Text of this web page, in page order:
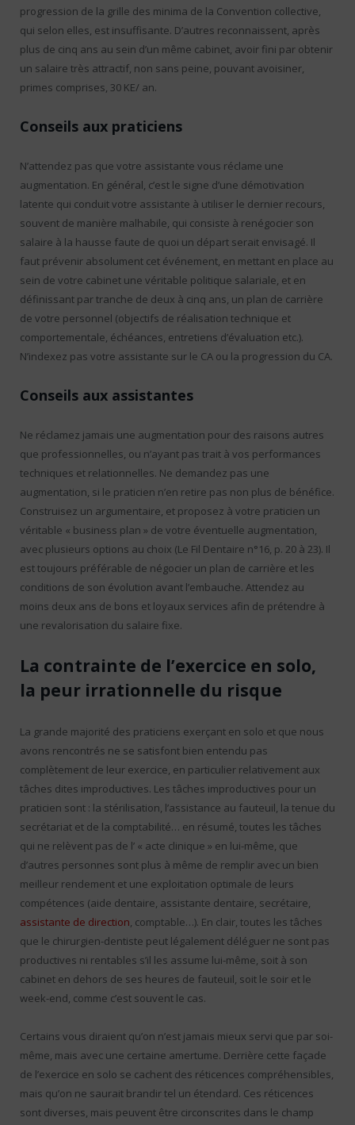
progression de la grille des minima de la Convention collective,
qui selon elles, est insuffisante. D’autres reconnaissent, après
plus de cinq ans au sein d’un même cabinet, avoir fini par obtenir
un salaire très attractif, non sans peine, pouvant avoisiner,
primes comprises, 30 KE/ an.
Conseils aux praticiens
N’attendez pas que votre assistante vous réclame une
augmentation. En général, c’est le signe d’une démotivation
latente qui conduit votre assistante à utiliser le dernier recours,
souvent de manière malhabile, qui consiste à renégocier son
salaire à la hausse faute de quoi un départ serait envisagé. Il
faut prévenir absolument cet événement, en mettant en place au
sein de votre cabinet une véritable politique salariale, et en
définissant par tranche de deux à cinq ans, un plan de carrière
de votre personnel (objectifs de réalisation technique et
comportementale, échéances, entretiens d’évaluation etc.).
N’indexez pas votre assistante sur le CA ou la progression du CA.
Conseils aux assistantes
Ne réclamez jamais une augmentation pour des raisons autres
que professionnelles, ou n’ayant pas trait à vos performances
techniques et relationnelles. Ne demandez pas une
augmentation, si le praticien n’en retire pas non plus de bénéfice.
Construisez un argumentaire, et proposez à votre praticien un
véritable « business plan » de votre éventuelle augmentation,
avec plusieurs options au choix (Le Fil Dentaire n°16, p. 20 à 23). Il
est toujours préférable de négocier un plan de carrière et les
conditions de son évolution avant l’embauche. Attendez au
moins deux ans de bons et loyaux services afin de prétendre à
une revalorisation du salaire fixe.
La contrainte de l’exercice en solo,
la peur irrationnelle du risque
La grande majorité des praticiens exerçant en solo et que nous
avons rencontrés ne se satisfont bien entendu pas
complètement de leur exercice, en particulier relativement aux
tâches dites improductives. Les tâches improductives pour un
praticien sont : la stérilisation, l’assistance au fauteuil, la tenue du
secrétariat et de la comptabilité… en résumé, toutes les tâches
qui ne relèvent pas de l’ « acte clinique » en lui-même, que
d’autres personnes sont plus à même de remplir avec un bien
meilleur rendement et une exploitation optimale de leurs
compétences (aide dentaire, assistante dentaire, secrétaire,
assistante de direction, comptable…). En clair, toutes les tâches
que le chirurgien-dentiste peut légalement déléguer ne sont pas
productives ni rentables s’il les assume lui-même, soit à son
cabinet en dehors de ses heures de fauteuil, soit le soir et le
week-end, comme c’est souvent le cas.
Certains vous diraient qu’on n’est jamais mieux servi que par soi-
même, mais avec une certaine amertume. Derrière cette façade
de l’exercice en solo se cachent des réticences compréhensibles,
mais qu’on ne saurait brandir tel un étendard. Ces réticences
sont diverses, mais peuvent être circonscrites dans le champ